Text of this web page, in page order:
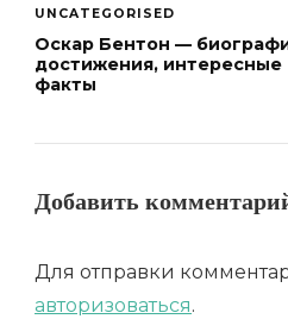
UNCATEGORISED
Оскар Бентон —
достижения, интересные
факты
Добавить
Для отправки
авторизоваться.